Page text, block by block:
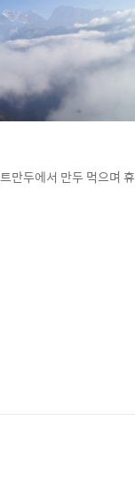
만두에서 만두 먹으며 휴